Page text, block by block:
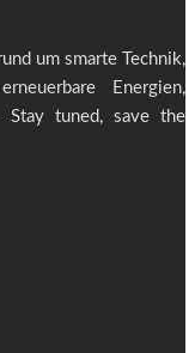
um smarte Technik,
Energien,
Stay tuned, save the